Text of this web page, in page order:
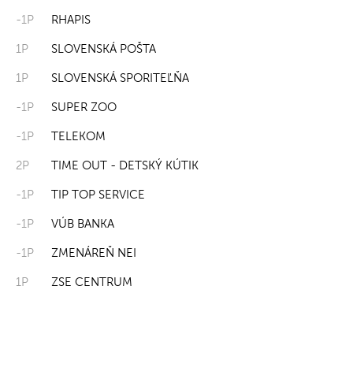
-1P RHAPIS
1P SLOVENSKÁ POŠTA
1P SLOVENSKÁ SPORITEĽŇA
-1P SUPER ZOO
-1P TELEKOM
2P TIME OUT - DETSKÝ KÚTIK
-1P TIP TOP SERVICE
-1P VÚB BANKA
-1P ZMENÁREŇ NEI
1P ZSE CENTRUM